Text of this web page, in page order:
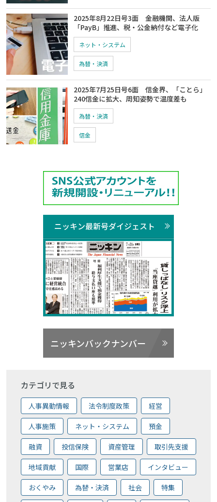
2025年8月22日号3面 金融機関、法人版
「PayB」推進、税・公金納付など電子化
ネット・システム
為替・決済
2025年7月25日号6面 信金界、「ことら」
240信金に拡大、周知姿勢で温度差も
為替・決済
信金
ニッキン最新号ダイジェスト
ニッキンバックナンバー
カテゴリで見る
人事異動情報 法令制度政策 経営
人事施策 ネット・システム 預金
融資 投信保険 資産管理 取引先支援
地域貢献 国際 営業店 インタビュー
おくやみ 為替・決済 社会 特集